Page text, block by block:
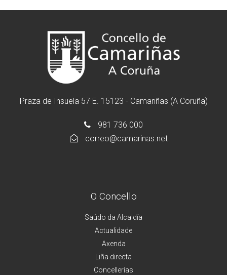
Praza de Insuela 57 E. 15123 - Camariñas (A Coruña)
981 736 000
correo@camarinas.net
O Concello
Saúdo da Alcaldía
Actualidade
Axenda
Liña directa
Concellerías